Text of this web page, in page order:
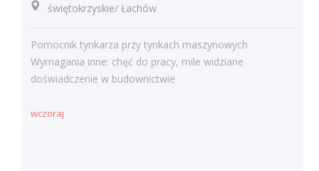
świętokrzyskie/ Łachów
Pomocnik tynkarza przy tynkach maszynowych
Wymagania inne: chęć do pracy, mile widziane
doświadczenie w budownictwie
wczoraj